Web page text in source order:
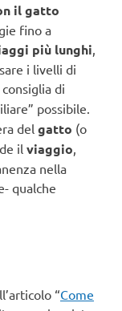
il gatto
fino a
più lunghi
i livelli di
consiglia di
possibile.
del gatto (o
il viaggio
nella
qualche
“Come